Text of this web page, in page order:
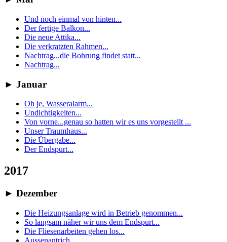
Und noch einmal von hinten...
Der fertige Balkon...
Die neue Attika...
Die verkratzten Rahmen...
Nachtrag...die Bohrung findet statt...
Nachtrag...
► Januar
Oh je, Wasseralarm...
Undichtigkeiten...
Von vorne...genau so hatten wir es uns vorgestellt ...
Unser Traumhaus...
Die Übergabe...
Der Endspurt...
2017
► Dezember
Die Heizungsanlage wird in Betrieb genommen...
So langsam näher wir uns dem Endspurt...
Die Fliesenarbeiten gehen los...
Aussenantrich....